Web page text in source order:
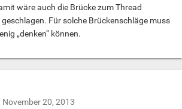
wäre auch die Brücke zum Thread
geschlagen. Für solche Brückenschläge muss
„denken“ können.
November 20, 2013